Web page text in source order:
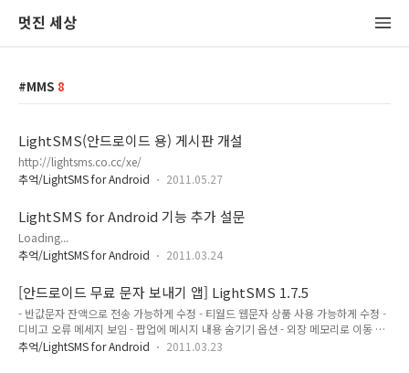
멋진 세상
MMS 8
LightSMS(안드로이드 용) 게시판 개설
http://lightsms.co.cc/xe/
추억/LightSMS for Android
2011.05.27
LightSMS for Android 기능 추가 설문
Loading...
추억/LightSMS for Android
2011.03.24
[안드로이드 무료 문자 보내기 앱] LightSMS 1.7.5
- 반값문자 잔액으로 전송 가능하게 수정 - 티월드 웹문자 상품 사용 가능하게 수정 -
디비고 오류 메세지 보임 - 팝업에 메시지 내용 숨기기 옵션 - 외장 메모리로 이동 지
원
추억/LightSMS for Android 2011.03.23